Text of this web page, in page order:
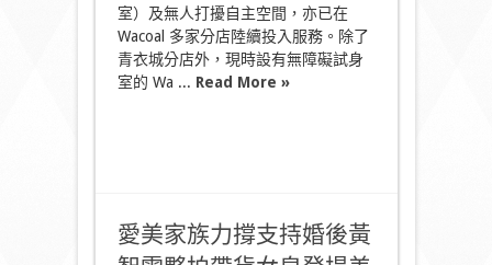
青
衣
城
新
店
室）及無人打擾自主空間，亦已在
Wacoal 多家分店陸續投入服務。除了
青衣城分店外，現時設有無障礙試身
室的 Wa ... Read More »
愛美家族力撐支持婚後黃